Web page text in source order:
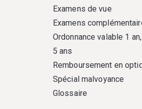
Examens de vue
Examens
Ordonnance valable 1
5 ans
Remboursement en
Spécial malvoyance
Glossaire